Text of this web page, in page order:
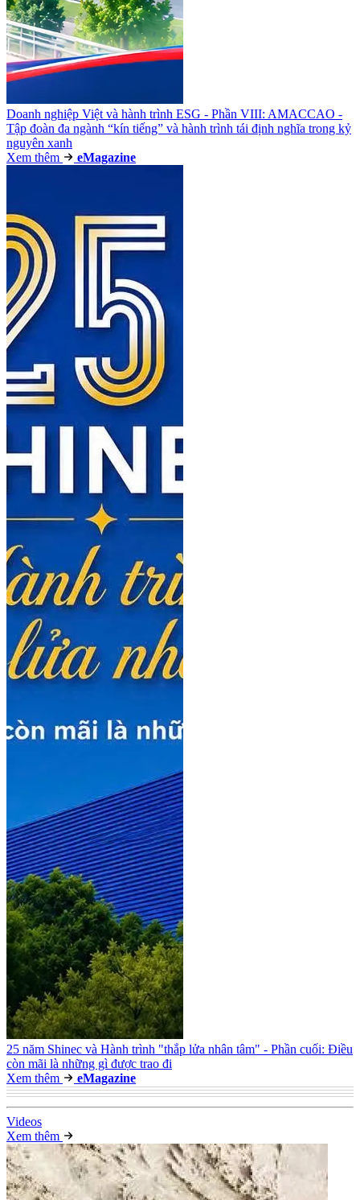
Doanh nghiệp Việt và hành trình ESG - Phần VIII: AMACCAO -
Tập đoàn đa ngành “kín tiếng” và hành trình tái định nghĩa trong kỷ
nguyên xanh
Xem thêm
eMagazine
25 năm Shinec và Hành trình "thắp lửa nhân tâm" - Phần cuối: Điều
còn mãi là những gì được trao đi
Xem thêm
eMagazine
Videos
Xem thêm